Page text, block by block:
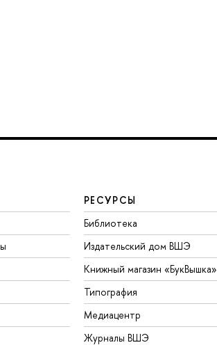
РЕСУРСЫ
Библиотека
Издательский дом ВШЭ
Книжный магазин «БукВышка»
Типография
Медиацентр
Журналы ВШЭ